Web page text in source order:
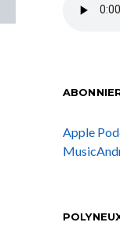
Apple
Music